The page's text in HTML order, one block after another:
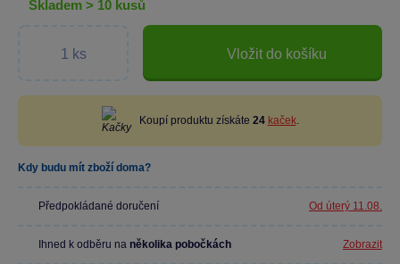
skladem > 10 kusů
Vložit do košíku
Koupí produktu získáte 24 kaček.
Kdy budu mít zboží doma?
Předpokládané doručení Od úterý 11.08.
Ihned k odběru na několika pobočkách Zobrazit